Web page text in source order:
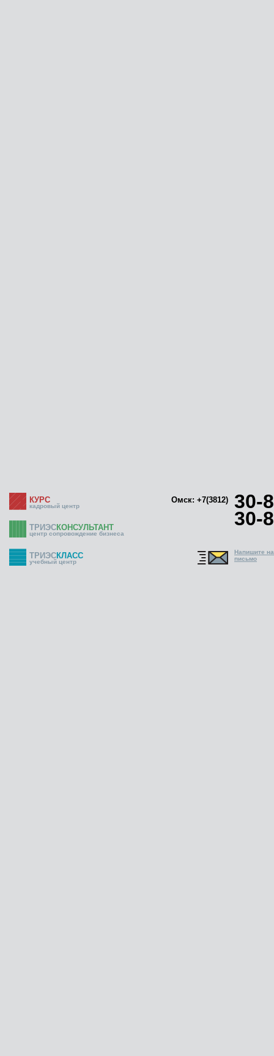
КУРС
кадровый центр
Омск: +7(3812) 30-
30-
ТРИЭСКОНСУЛЬТАНТ
центр сопровождение бизнеса
ТРИЭСКЛАСС
учебный центр
Напишите
письмо